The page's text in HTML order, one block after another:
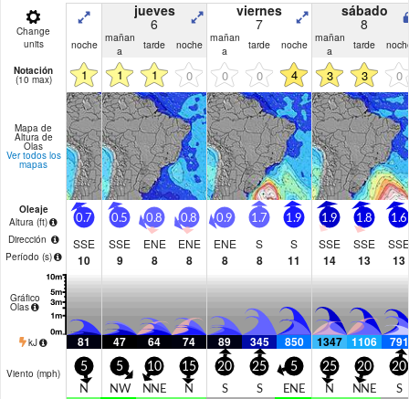
Change
units
jueves
6
viernes
7
sábado
8
noche mañan
a
tarde noche mañan
a
tarde noche mañan
a
tarde
Notación
(10 max) 1 1 1 0 0 0 4 3 3 0
Mapa de
Altura de
Olas
Ver todos los
mapas
Oleaje
Altura (ft)
Dirección
Período (s)
0.7
SSE
10
0.5
SSE
9
0.8
ENE
8
0.8
ENE
8
0.9
ENE
8
1.7
S
8
1.9
S
11
1.9
SSE
14
1.8
SSE
13
1.6
SSE
13
Gráfico
Olas
kJ 81 47 64 74 89 345 850 1347 1106 791
Viento (mph) 5
N
5
NW
10
NNE
15
N
20
S
25
S
5
ENE
25
N
20
NNE
20
S